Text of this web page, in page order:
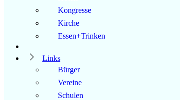
Kongresse
Kirche
Essen+Trinken
Links
Bürger
Vereine
Schulen